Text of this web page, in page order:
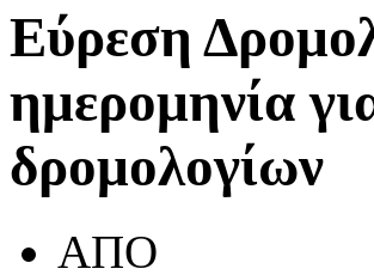
Εύρεση
ημερομηνία
δρομολογίων
ΑΠΟ